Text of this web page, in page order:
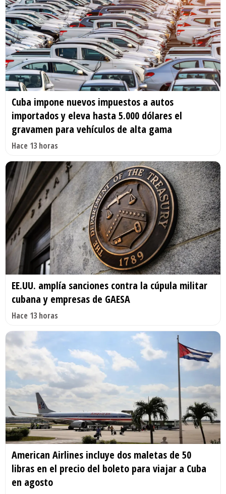
Cuba impone nuevos impuestos a autos
importados y eleva hasta 5.000 dólares el
gravamen para vehículos de alta gama
Hace 13 horas
EE.UU. amplía sanciones contra la cúpula militar
cubana y empresas de GAESA
Hace 13 horas
American Airlines incluye dos maletas de 50
libras en el precio del boleto para viajar a Cuba
en agosto